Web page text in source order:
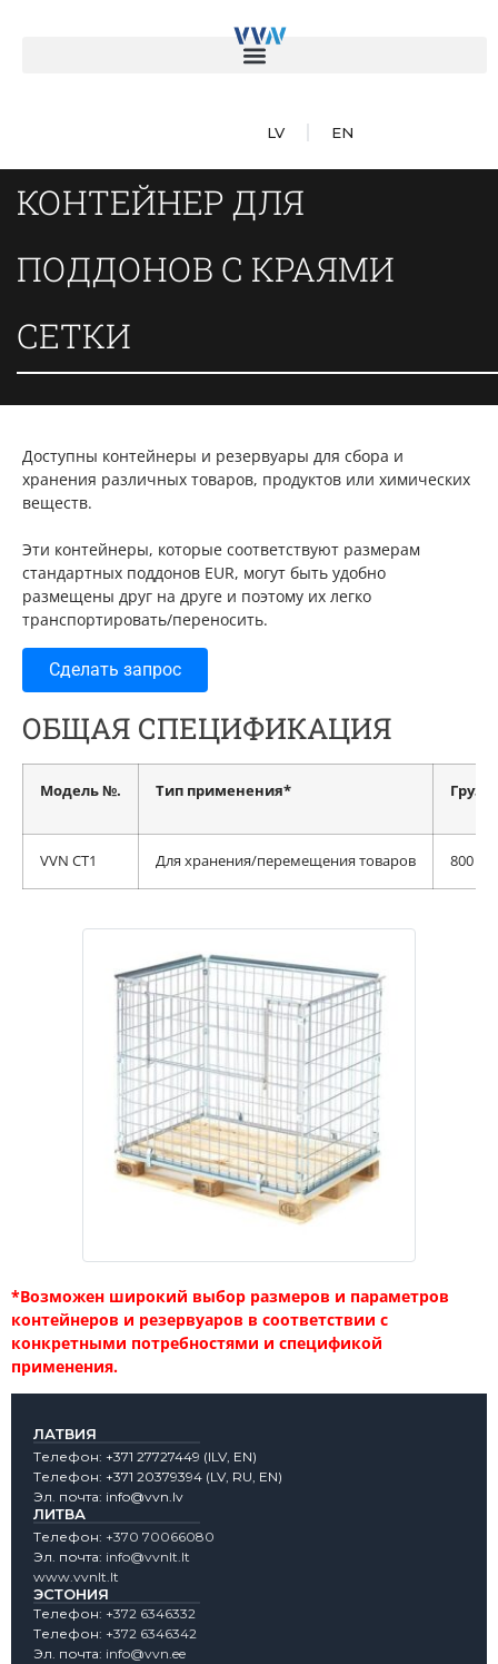
LV EN
КОНТЕЙНЕР ДЛЯ
ПОДДОНОВ С КРАЯМИ
СЕТКИ
Доступны контейнеры и резервуары для сбора и
хранения различных товаров, продуктов или химических
веществ.
Эти контейнеры, которые соответствуют размерам
стандартных поддонов EUR, могут быть удобно
размещены друг на друге и поэтому их легко
транспортировать/переносить.
Сделать запрос
ОБЩАЯ СПЕЦИФИКАЦИЯ
Модель №. Тип применения*
VVN CT1 Для хранения/перемещения товаров 800 кг
*Возможен широкий выбор размеров и параметров
контейнеров и резервуаров в соответствии с
конкретными потребностями и спецификой
применения.
ЛАТВИЯ
Tелефон: +371 27727449 (lLV, EN)
Tелефон: +371 20379394 (LV, RU, EN)
Эл. почта: info@vvn.lv
ЛИТВА
Tелефон: +370 70066080
Эл. почта: info@vvnlt.lt
www.vvnlt.lt
ЭСТОНИЯ
Tелефон: +372 6346332
Tелефон: +372 6346342
Эл. почта: info@vvn.ee